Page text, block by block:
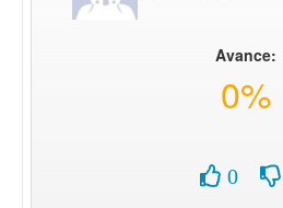
Avance:
0%
0